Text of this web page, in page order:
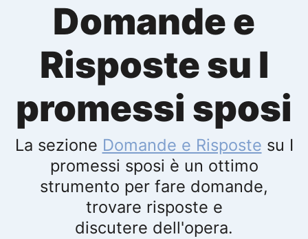
Domande e
Risposte su I
promessi sposi
La sezione Domande e Risposte su I
promessi sposi è un ottimo
strumento per fare domande,
trovare risposte e
discutere dell'opera.